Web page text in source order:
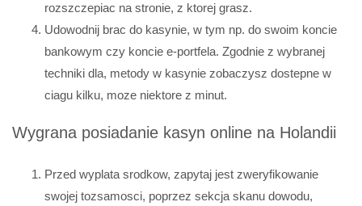
rozszczepiac na stronie, z ktorej grasz.
Udowodnij brac do kasynie, w tym np. do swoim koncie
bankowym czy koncie e-portfela. Zgodnie z wybranej
techniki dla, metody w kasynie zobaczysz dostepne w
ciagu kilku, moze niektore z minut.
Wygrana posiadanie kasyn online na Holandii
Przed wyplata srodkow, zapytaj jest zweryfikowanie
swojej tozsamosci, poprzez sekcja skanu dowodu,